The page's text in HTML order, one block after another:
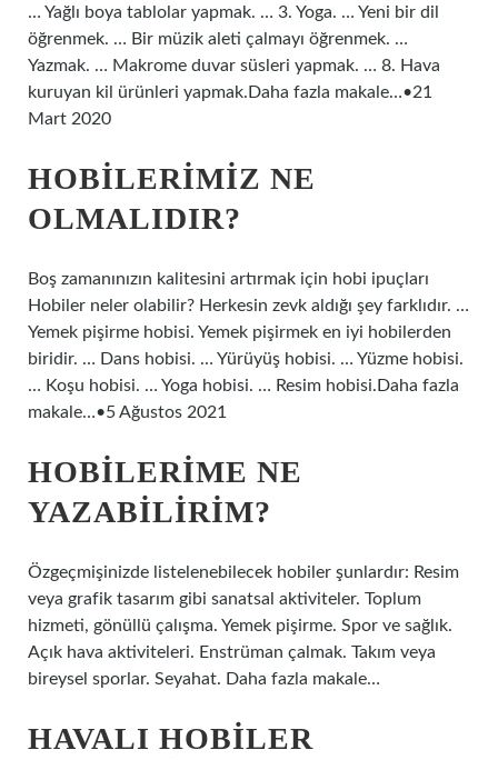
… Yağlı boya tablolar yapmak. … 3. Yoga. … Yeni bir dil
öğrenmek. … Bir müzik aleti çalmayı öğrenmek. …
Yazmak. … Makrome duvar süsleri yapmak. … 8. Hava
kuruyan kil ürünleri yapmak.Daha fazla makale…•21
Mart 2020
HOBILERIMIZ NE
OLMALIDIR?
Boş zamanınızın kalitesini artırmak için hobi ipuçları
Hobiler neler olabilir? Herkesin zevk aldığı şey farklıdır. …
Yemek pişirme hobisi. Yemek pişirmek en iyi hobilerden
biridir. … Dans hobisi. … Yürüyüş hobisi. … Yüzme hobisi.
… Koşu hobisi. … Yoga hobisi. … Resim hobisi.Daha fazla
makale…•5 Ağustos 2021
HOBILERIME NE
YAZABILIRIM?
Özgeçmişinizde listelenebilecek hobiler şunlardır: Resim
veya grafik tasarım gibi sanatsal aktiviteler. Toplum
hizmeti, gönüllü çalışma. Yemek pişirme. Spor ve sağlık.
Açık hava aktiviteleri. Enstrüman çalmak. Takım veya
bireysel sporlar. Seyahat. Daha fazla makale…
HAVALI HOBILER